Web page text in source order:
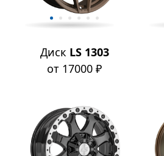
Диск LS 1303
от 17000 ₽